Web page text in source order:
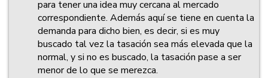
para tener una idea muy cercana al mercado
correspondiente. Además aquí se tiene en cuenta la
demanda para dicho bien, es decir, si es muy
buscado tal vez la tasación sea más elevada que la
normal, y si no es buscado, la tasación pase a ser
menor de lo que se merezca.